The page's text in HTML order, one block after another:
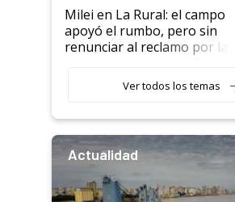
Milei en La Rural: el campo
apoyó el rumbo, pero sin
renunciar al reclamo por las
Ver todos los temas
Actualidad